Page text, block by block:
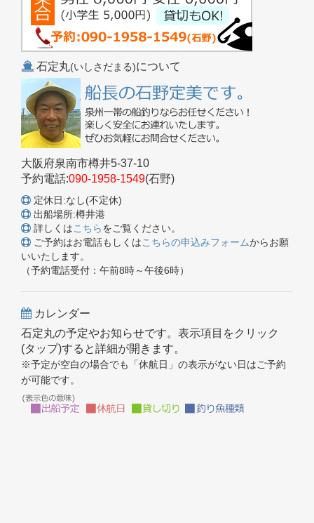
石定丸(いしさだまる)について
大阪府泉南市樽井5-37-10
予約電話:090-1958-1549(石野)
定休日:なし(不定休)
出船場所:樽井港
詳しくはこちらをご覧ください。
ご予約はお電話もしくはこちらの申込みフォームからお願
いいたします。
（予約電話受付：午前8時～午後6時）
カレンダー
石定丸の予定やお知らせです。表示項目をクリック
(タップ)すると詳細が開きます。
※予定が空白の場合でも「休航日」の表示がない日はご予約
が可能です。